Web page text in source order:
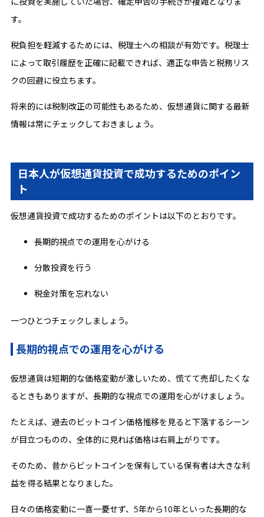
す。
税負担を軽減するためには、税理士への相談が有効です。税理士
によって取引履歴を正確に記載できれば、適正な申告と税務リス
クの回避に役立ちます。
将来的には税制改正の可能性もあるため、仮想通貨に関する最新
情報は常にチェックしておきましょう。
日本人が仮想通貨投資で成功するためのポイン
ト
仮想通貨投資で成功するためのポイントは以下のとおりです。
長期的視点での運用を心がける
分散投資を行う
税金対策を忘れない
一つひとつチェックしましょう。
長期的視点での運用を心がける
仮想通貨は短期的な価格変動が激しいため、慌てて売却したくな
るときもありますが、長期的な視点での運用を心がけましょう。
たとえば、過去のビットコイン価格推移を見ると下落するシーン
が目立つものの、全体的に見れば価格は右肩上がりです。
そのため、昔からビットコインを保有している保有者は大きな利
益を得る結果となりました。
日々の価格変動に一喜一憂せず、5年から10年といった長期的な